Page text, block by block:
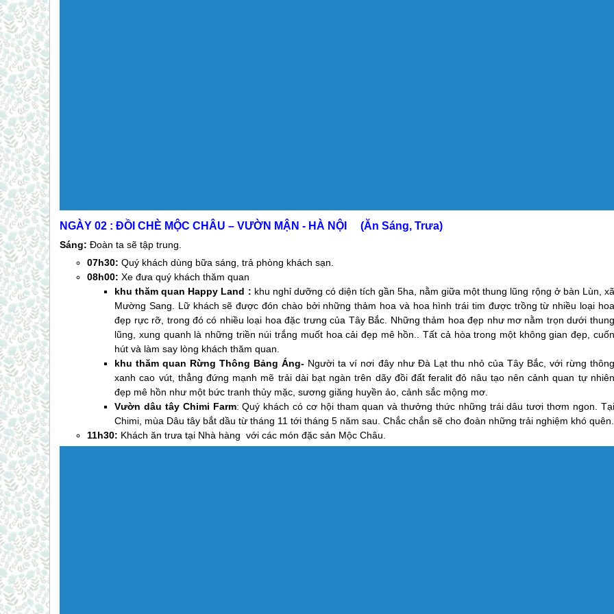
NGÀY 02 : ĐỒI CHÈ MỘC CHÂU – VƯỜN MẬN - HÀ NỘI (Ăn Sáng, Trưa)
Sáng: Đoàn ta sẽ tập trung.
07h30: Quý khách dùng bữa sáng, trả phòng khách sạn.
08h00: Xe đưa quý khách thăm quan
khu thăm quan Happy Land : khu nghỉ dưỡng có diện tích gần 5ha, nằm giữa một thung lũng rộng ở bàn Lùn, xã
Mường Sang. Lữ khách sẽ được đón chào bởi những thảm hoa và hoa hình trái tim được trồng từ nhiều loại hoa
đẹp rực rỡ, trong đó có nhiều loại hoa đặc trưng của Tây Bắc. Những thảm hoa đẹp như mơ nằm trọn dưới thung
lũng, xung quanh là những triền núi trắng muốt hoa cải đẹp mê hồn.. Tất cả hòa trong một không gian đẹp, cuốn
hút và làm say lòng khách thăm quan.
khu thăm quan Rừng Thông Bảng Áng- Người ta ví nơi đây như Đà Lạt thu nhỏ của Tây Bắc, với rừng thông
xanh cao vút, thẳng đứng mạnh mẽ trải dài bạt ngàn trên dãy đồi đất feralit đỏ nâu tạo nên cảnh quan tự nhiên
đẹp mê hồn như một bức tranh thủy mặc, sương giăng huyền ảo, cảnh sắc mộng mơ.
Vườn dâu tây Chimi Farm: Quý khách có cơ hội tham quan và thưởng thức những trái dâu tươi thơm ngon. Tại
Chimi, mùa Dâu tây bắt dầu từ tháng 11 tới tháng 5 năm sau. Chắc chắn sẽ cho đoàn những trải nghiệm khó quên.
11h30: Khách ăn trưa tại Nhà hàng với các món đặc sản Mộc Châu.